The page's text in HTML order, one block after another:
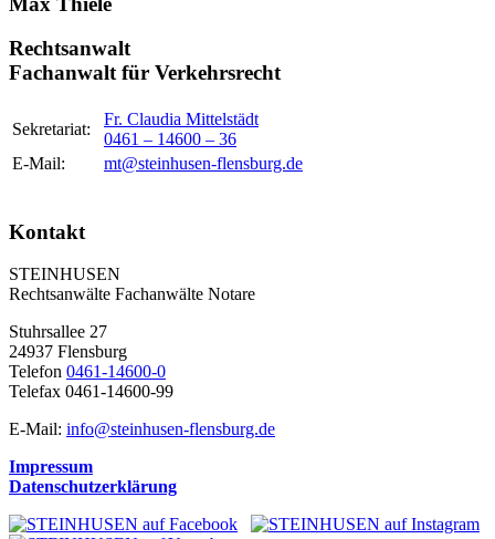
Rechtsanwalt
Fachanwalt für Verkehrsrecht
Sekretariat:
Fr. Claudia Mittelstädt
0461 – 14600 – 36
E-Mail:
mt@steinhusen-flensburg.de
Kontakt
STEINHUSEN
Rechtsanwälte Fachanwälte Notare
Stuhrsallee 27
24937 Flensburg
Telefon 0461-14600-0
Telefax 0461-14600-99
E-Mail: info@steinhusen-flensburg.de
Impressum
Datenschutzerklärung